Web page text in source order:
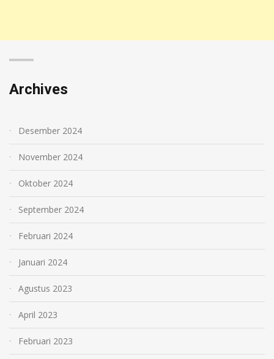
Archives
Desember 2024
November 2024
Oktober 2024
September 2024
Februari 2024
Januari 2024
Agustus 2023
April 2023
Februari 2023